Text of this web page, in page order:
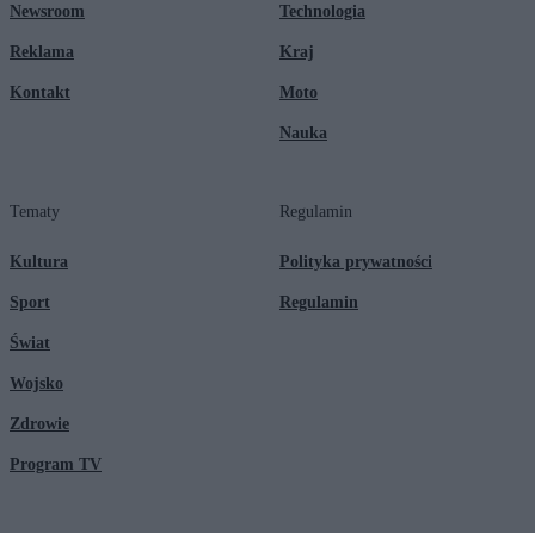
Newsroom
Reklama
Kontakt
Technologia
Kraj
Moto
Nauka
Tematy
Kultura
Sport
Świat
Wojsko
Zdrowie
Program TV
Regulamin
Polityka prywatności
Regulamin